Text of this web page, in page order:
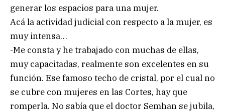
generar los espacios para una mujer.
Acá la actividad judicial con respecto a la mujer, es
muy intensa…
-Me consta y he trabajado con muchas de ellas,
muy capacitadas, realmente son excelentes en su
función. Ese famoso techo de cristal, por el cual no
se cubre con mujeres en las Cortes, hay que
romperla. No sabía que el doctor Semhan se jubila,